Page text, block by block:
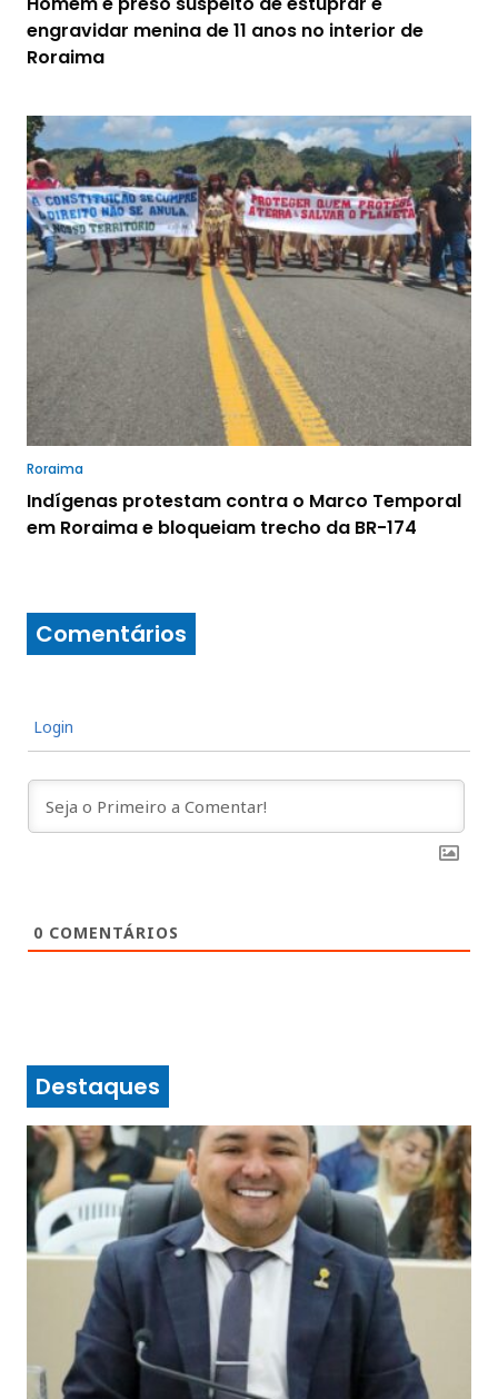
engravidar menina de 11 anos no interior de
Roraima
Roraima
Indígenas protestam contra o Marco Temporal
em Roraima e bloqueiam trecho da BR-174
Comentários
Login
0 COMENTÁRIOS
Destaques